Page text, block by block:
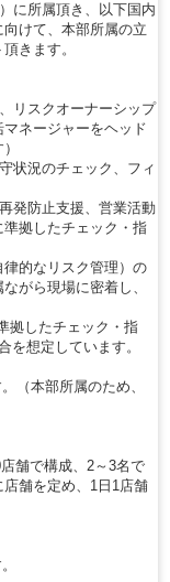
に所属頂き、以下国内
けて、本部所属の立
きます。
リスクオーナーシップ
ネージャーをヘッド
状況のチェック、フィ
発防止支援、営業活動
拠したチェック・指
的なリスク管理）の
がら現場に密着し、
拠したチェック・指
を想定しています。
（本部所属のため、
舗で構成、2～3名で
舗を定め、1日1店舗